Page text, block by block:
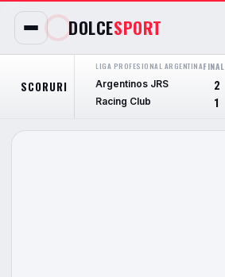
DOLCESPORT
SCORURI
LIGA PROFESIONAL ARGENTINAFINAL
Argentinos JRS
2
Racing Club 1